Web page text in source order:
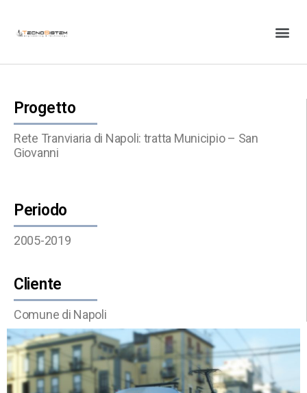
Progetto
Rete Tranviaria di Napoli: tratta Municipio – San
Giovanni
Periodo
2005-2019
Cliente
Comune di Napoli